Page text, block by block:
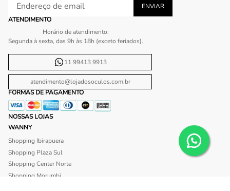
ATENDIMENTO
Horário de atendimento:
Segunda à sexta, das 9h às 18h (exceto feriados).
11 99413 9913
atendimento@lojadosoculos.com.br
FORMAS DE PAGAMENTO
NOSSAS LOJAS
WANNY
Shopping Ibirapuera
Shopping Plaza Sul
Shopping Center Norte
Shopping Morumbi